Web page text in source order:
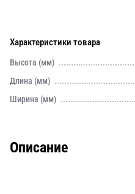
Характеристики товара
Высота (мм)
Длина (мм)
Ширина (мм)
Описание